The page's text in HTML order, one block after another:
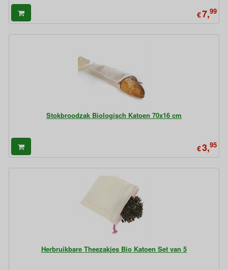
€7,99
Stokbroodzak Biologisch Katoen 70x16 cm
€3,95
Herbruikbare Theezakjes Bio Katoen Set van 5